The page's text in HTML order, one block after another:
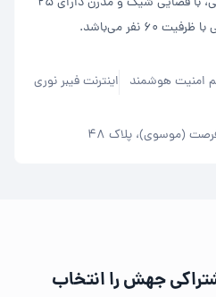
نفر می‌باشد.
امنیت هوشمند اینترنت فیبر نوری
(موسوی)، پلاک ۴۸
جهش را انتخاب